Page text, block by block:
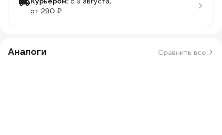
от 290 ₽
Аналоги Сравнить все